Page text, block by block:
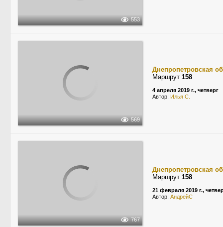
553
569
Днепропетровская
Маршрут 158
4 апреля 2019 г., четверг
Автор: Илья С.
767
Днепропетровская
Маршрут 158
21 февраля 2019 г.,
Автор: АндрейС